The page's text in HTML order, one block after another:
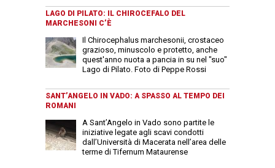
LAGO DI PILATO: IL CHIROCEFALO DEL
MARCHESONI C’È
Il Chirocephalus marchesonii, crostaceo
grazioso, minuscolo e protetto, anche
quest'anno nuota a pancia in su nel "suo"
Lago di Pilato. Foto di Peppe Rossi
SANT’ANGELO IN VADO: A SPASSO AL TEMPO DEI
ROMANI
A Sant’Angelo in Vado sono partite le
iniziative legate agli scavi condotti
dall’Università di Macerata nell’area delle
terme di Tifernum Mataurense